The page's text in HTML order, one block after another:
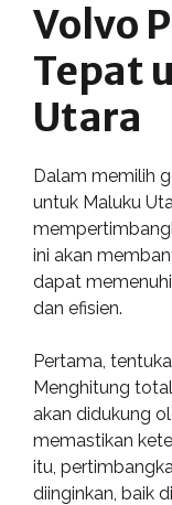
Volvo
Tepat
Utara
Dalam memilih
untuk Maluku
ini akan
dapat
dan efisien.
Pertama,
Menghitung
akan didukung
memastikan
itu,
diinginkan, baik